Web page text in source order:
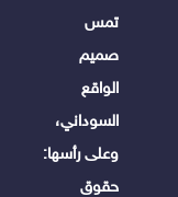
تمس
صميم
الواقع
السوداني،
وعلى رأسها:
حقوق